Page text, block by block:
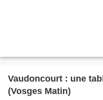
Vaudoncourt : une
(Vosges Matin)